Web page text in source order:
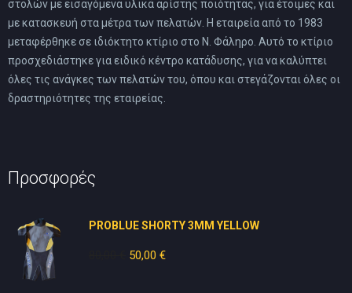
στολών με εισαγόμενα υλικά αρίστης ποιότητας, για έτοιμες και
με κατασκευή στα μέτρα των πελατών. Η εταιρεία από το 1983
μεταφέρθηκε σε ιδιόκτητο κτίριο στο Ν. Φάληρο. Αυτό το κτίριο
προσχεδιάστηκε για ειδικό κέντρο κατάδυσης, για να καλύπτει
όλες τις ανάγκες των πελατών του, όπου και στεγάζονται όλες οι
δραστηριότητες της εταιρείας.
Προσφορές
PROBLUE SHORTY 3MM YELLOW
Original
50,00 €Η